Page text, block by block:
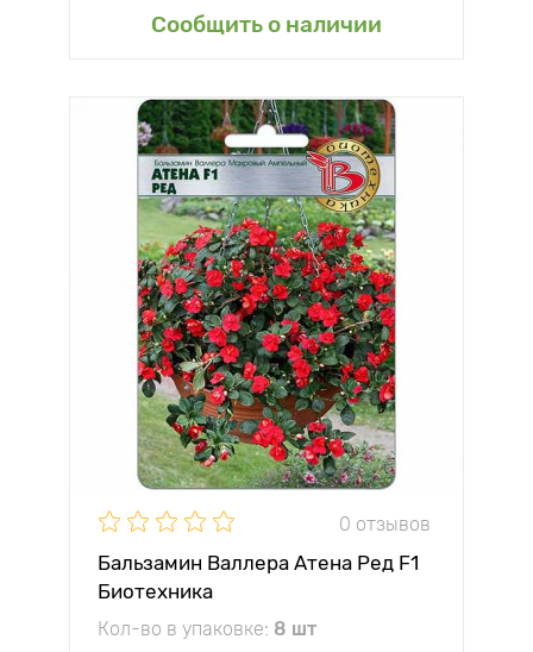
Сообщить о наличии
0 отзывов
Бальзамин Валлера Атена Ред F1
Биотехника
Кол-во в упаковке: 8 шт